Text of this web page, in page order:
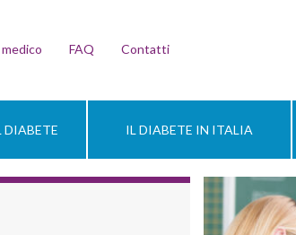
FAQ Contatti
DIABETE IL DIABETE IN ITALIA